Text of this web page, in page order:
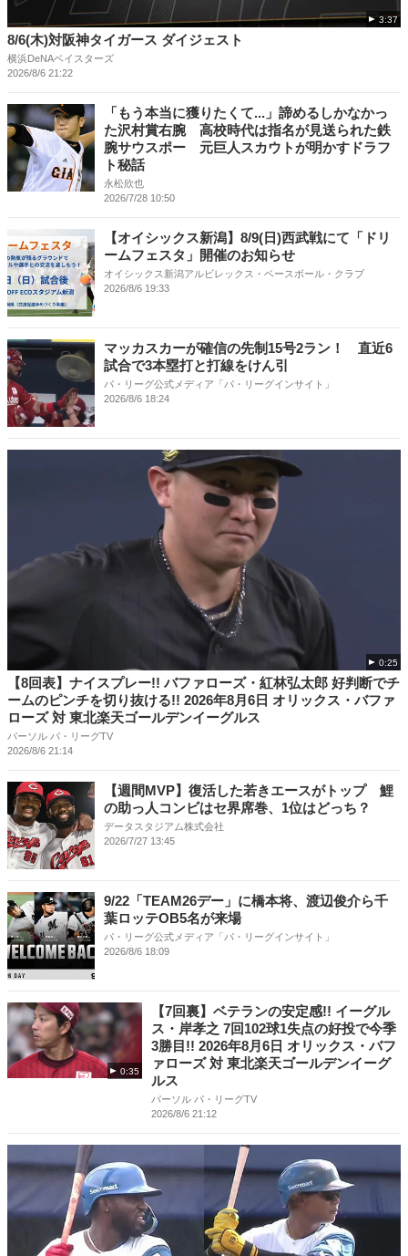
3:37
8/6(木)対阪神タイガース ダイジェスト
横浜DeNAベイスターズ
2026/8/6 21:22
「もう本当に獲りたくて...」諦めるしかなかっ
た沢村賞右腕 高校時代は指名が見送られた鉄
腕サウスポー 元巨人スカウトが明かすドラフ
ト秘話
永松欣也
2026/7/28 10:50
【オイシックス新潟】8/9(日)西武戦にて「ドリ
ームフェスタ」開催のお知らせ
オイシックス新潟アルビレックス・ベースボール・クラブ
2026/8/6 19:33
マッカスカーが確信の先制15号2ラン！ 直近6
試合で3本塁打と打線をけん引
パ・リーグ公式メディア「パ・リーグインサイト」
2026/8/6 18:24
0:25
【8回表】ナイスプレー!! バファローズ・紅林弘太郎 好判断でチ
ームのピンチを切り抜ける!! 2026年8月6日 オリックス・バファ
ローズ 対 東北楽天ゴールデンイーグルス
パーソル パ・リーグTV
2026/8/6 21:14
【週間MVP】復活した若きエースがトップ 鯉
の助っ人コンビはセ界席巻、1位はどっち？
データスタジアム株式会社
2026/7/27 13:45
9/22「TEAM26デー」に橋本将、渡辺俊介ら千
葉ロッテOB5名が来場
パ・リーグ公式メディア「パ・リーグインサイト」
2026/8/6 18:09
0:35
【7回裏】ベテランの安定感!! イーグル
ス・岸孝之 7回102球1失点の好投で今季
3勝目!! 2026年8月6日 オリックス・バフ
ァローズ 対 東北楽天ゴールデンイーグ
ルス
パーソル パ・リーグTV
2026/8/6 21:12